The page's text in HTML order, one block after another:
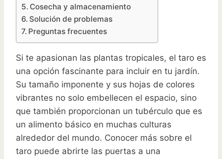
Cosecha y almacenamiento
Solución de problemas
Preguntas frecuentes
Si te apasionan las plantas tropicales, el taro es
una opción fascinante para incluir en tu jardín.
Su tamaño imponente y sus hojas de colores
vibrantes no solo embellecen el espacio, sino
que también proporcionan un tubérculo que es
un alimento básico en muchas culturas
alrededor del mundo. Conocer más sobre el
taro puede abrirte las puertas a una